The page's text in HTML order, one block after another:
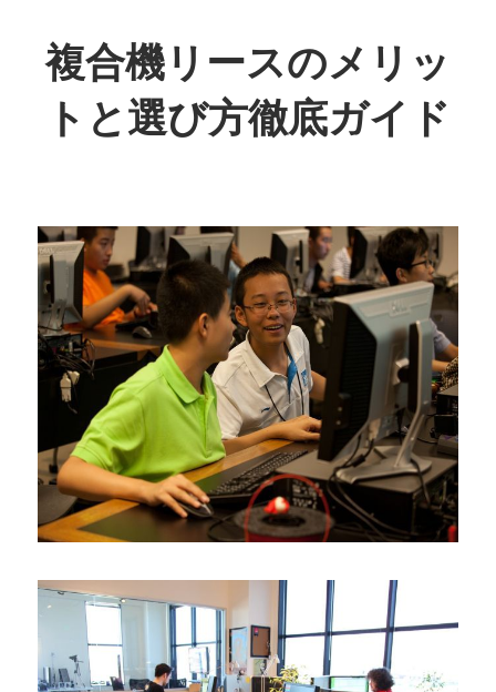
ン
テ
キ
ッ
プ
複合機リースのメリッ
トと選び方徹底ガイド
効
率
を
劇
的
上！
最
適
な
選
択
肢
を